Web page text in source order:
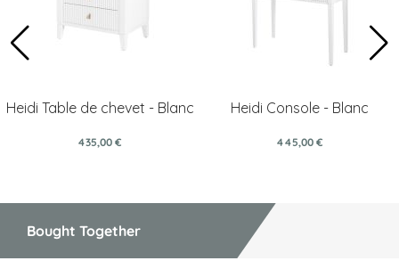
Heidi Table de chevet - Blanc
435,00 €
Heidi Console - Blanc
445,00 €
Bought Together